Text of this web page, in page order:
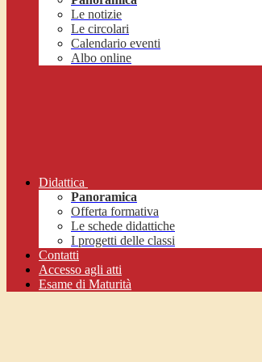
Le notizie
Le circolari
Calendario eventi
Albo online
Didattica
Panoramica
Offerta formativa
Le schede didattiche
I progetti delle classi
Contatti
Accesso agli atti
Esame di Maturità